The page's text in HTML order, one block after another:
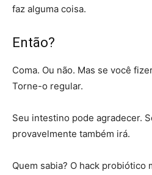
faz alguma coisa.
Então?
Coma. Ou não. Mas se você
Torne-o regular.
Seu intestino pode agradecer.
provavelmente também irá.
Quem sabia? O hack probiótico